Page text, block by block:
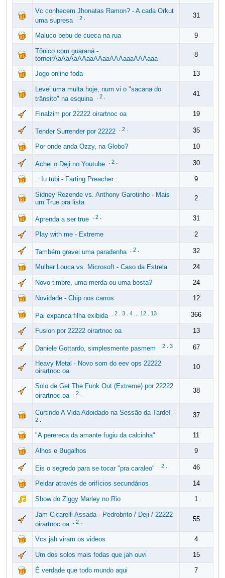
Vc conhecem Jhonatas Ramon? - A cada Orkut
uma supresa
2. 31
Maluco bebu de cueca na rua 9
Tônico com guaraná -
torneirAaAaAaAAaaAAaaAAAaaaAAAaaa
8
Jogo online foda 13
Levei uma multa hoje, num vi o "sacana do
trânsito" na esquina
2. 41
Finalzim por 22222 oirartnoc oa 19
Tender Surrender por 22222 2. 35
Por onde anda Ozzy, na Globo? 10
Achei o Deji no Youtube 2. 30
.: Iu tubi - Farting Preacher :. 9
Sidney Rezende vs. Anthony Garotinho - Mais
um True pra lista
2
Aprenda a ser true 2. 31
Play with me - Extreme 2
Também gravei uma paradenha 2. 32
Mulher Louca vs. Microsoft - Caso da Estrela 24
Novo timbre, uma merda ou uma bosta? 24
Novidade - Chip nos carros 12
Pai expanca filha exibida 2. 3. 4... 12. 13. 366
Fusion por 22222 oirartnoc oa 13
Daniele Gottardo, simplesmente pasmem 2. 3. 67
Heavy Metal - Novo som do eev ops 22222
oirartnoc oa
10
Solo de Get The Funk Out (Extreme) por 22222
oirartnoc oa
2. 38
Curtindo A Vida Adoidado na Sessão da Tarde!
2.
37
"A perereca da amante fugiu da calcinha" 11
Alhos e Bugalhos 9
Eis o segredo para se tocar "pra caraleo" 2. 46
Peidar através de orifícios secundários 14
Show do Ziggy Marley no Rio 1
Jam Cicarelli Assada - Pedrobrito / Deji / 22222
oirartnoc oa
2. 55
Vcs jah viram os videos 4
Um dos solos mais fodas que jah ouvi 15
É verdade que todo mundo aqui 7